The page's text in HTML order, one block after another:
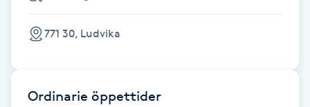
Hälsa
Hälsprickor
771 30, Ludvika
Ordinarie öppettider